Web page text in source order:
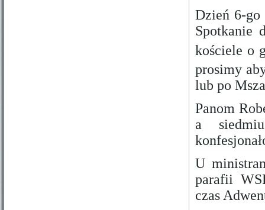
Dzień 6-go
Spotkanie
kościele o
prosimy
lub po
Panom
a
U
parafii
czas